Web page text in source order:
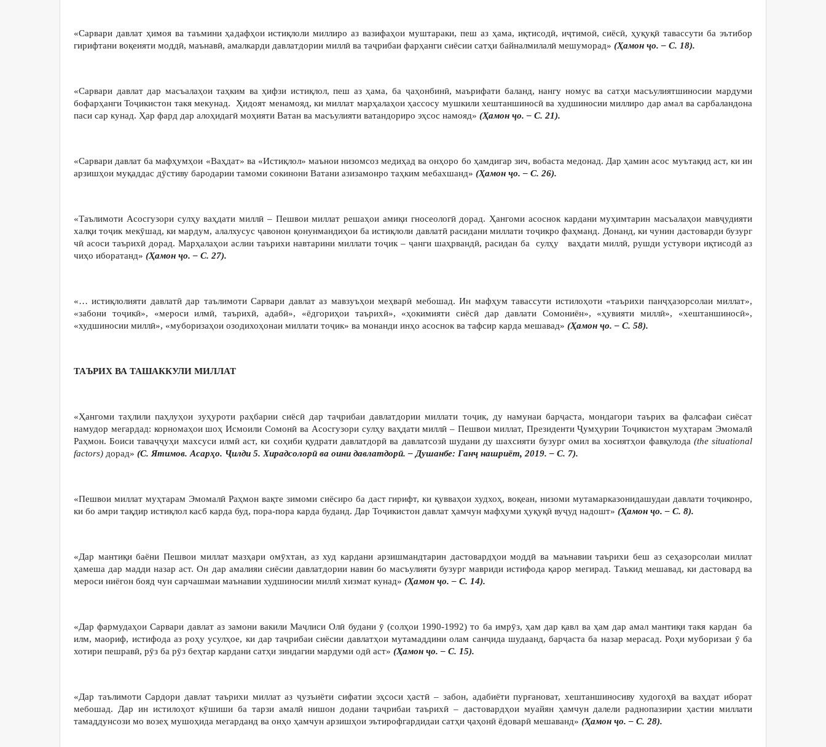
«Сарвари давлат ҳимоя ва таъмини ҳадафҳои истиқлоли миллиро аз вазифаҳои муштараки, пеш аз ҳама, иқтисодӣ, иҷтимоӣ, сиёсӣ, ҳуқуқӣ тавассути ба эътибор
гирифтани воқеияти моддӣ, маънавӣ, амалкарди давлатдории миллӣ ва таҷрибаи фарҳанги сиёсии сатҳи байналмилалӣ мешуморад» (Ҳамон ҷо. – С. 18).
«Сарвари давлат дар масъалаҳои таҳким ва ҳифзи истиқлол, пеш аз ҳама, ба ҷаҳонбинӣ, маърифати баланд, нангу номус ва сатҳи масъулиятшиносии мардуми
бофарҳанги Тоҷикистон такя мекунад. Ҳидоят менамояд, ки миллат марҳалаҳои ҳассосу мушкили хештаншиносӣ ва худшиносии миллиро дар амал ва сарбаландона
паси сар кунад. Ҳар фард дар алоҳидагӣ моҳияти Ватан ва масъулияти ватандориро эҳсос намояд» (Ҳамон ҷо. – С. 21).
«Сарвари давлат ба мафҳумҳои «Ваҳдат» ва «Истиқлол» маънои низомсоз медиҳад ва онҳоро бо ҳамдигар зич, вобаста медонад. Дар ҳамин асос муътақид аст, ки ин
арзишҳои муқаддас дӯстиву бародарии тамоми сокинони Ватани азизамонро таҳким мебахшанд» (Ҳамон ҷо. – С. 26).
«Таълимоти Асосгузори сулҳу ваҳдати миллӣ – Пешвои миллат решаҳои амиқи гносеологӣ дорад. Ҳангоми асоснок кардани муҳимтарин масъалаҳои мавҷудияти
халқи тоҷик мекӯшад, ки мардум, алалхусус ҷавонон қонунмандиҳои ба истиқлоли давлатӣ расидани миллати тоҷикро фаҳманд. Донанд, ки чунин дастоварди бузург
чӣ асоси таърихӣ дорад. Марҳалаҳои аслии таърихи навтарини миллати тоҷик – ҷанги шаҳрвандӣ, расидан ба сулҳу ваҳдати миллӣ, рушди устувори иқтисодӣ аз
чиҳо иборатанд» (Ҳамон ҷо. – С. 27).
«… истиқлолияти давлатӣ дар таълимоти Сарвари давлат аз мавзуъҳои меҳварӣ мебошад. Ин мафҳум тавассути истилоҳоти «таърихи панҷҳазорсолаи миллат»,
«забони тоҷикӣ», «мероси илмӣ, таърихӣ, адабӣ», «ёдгориҳои таърихӣ», «ҳокимияти сиёсӣ дар давлати Сомониён», «ҳувияти миллӣ», «хештаншиносӣ»,
«худшиносии миллӣ», «муборизаҳои озодихоҳонаи миллати тоҷик» ва монанди инҳо асоснок ва тафсир карда мешавад» (Ҳамон ҷо. – С. 58).
ТАЪРИХ ВА ТАШАККУЛИ МИЛЛАТ
«Ҳангоми таҳлили паҳлуҳои зуҳуроти раҳбарии сиёсӣ дар таҷрибаи давлатдории миллати тоҷик, ду намунаи барҷаста, мондагори таърих ва фалсафаи сиёсат
намудор мегардад: корномаҳои шоҳ Исмоили Сомонӣ ва Асосгузори сулҳу ваҳдати миллӣ – Пешвои миллат, Президенти Ҷумҳурии Тоҷикистон муҳтарам Эмомалӣ
Раҳмон. Боиси таваҷҷуҳи махсуси илмӣ аст, ки соҳиби қудрати давлатдорӣ ва давлатсозӣ шудани ду шахсияти бузург омил ва хосиятҳои фавқулода (the situational
factors) дорад» (С. Ятимов. Асарҳо. Ҷилди 5. Хирадсолорӣ ва оини давлатдорӣ. – Душанбе: Ганҷ нашриёт, 2019. – С. 7).
«Пешвои миллат муҳтарам Эмомалӣ Раҳмон вақте зимоми сиёсиро ба даст гирифт, ки қувваҳои худхоҳ, воқеан, низоми мутамарказонидашудаи давлати тоҷиконро,
ки бо амри тақдир истиқлол касб карда буд, пора-пора карда буданд. Дар Тоҷикистон давлат ҳамчун мафҳуми ҳуқуқӣ вуҷуд надошт» (Ҳамон ҷо. – С. 8).
«Дар мантиқи баёни Пешвои миллат мазҳари омӯхтан, аз худ кардани арзишмандтарин дастовардҳои моддӣ ва маънавии таърихи беш аз сеҳазорсолаи миллат
ҳамеша дар мадди назар аст. Он дар амалияи сиёсии давлатдории навин бо масъулияти бузург мавриди истифода қарор мегирад. Таъкид мешавад, ки дастовард ва
мероси ниёгон бояд чун сарчашмаи маънавии худшиносии миллӣ хизмат кунад» (Ҳамон ҷо. – С. 14).
«Дар фармудаҳои Сарвари давлат аз замони вакили Маҷлиси Олӣ будани ӯ (солҳои 1990-1992) то ба имрӯз, ҳам дар қавл ва ҳам дар амал мантиқи такя кардан ба
илм, маориф, истифода аз роҳу усулҳое, ки дар таҷрибаи сиёсии давлатҳои мутамаддини олам санҷида шудаанд, барҷаста ба назар мерасад. Роҳи муборизаи ӯ ба
хотири пешравӣ, рӯз ба рӯз беҳтар кардани сатҳи зиндагии мардуми одӣ аст» (Ҳамон ҷо. – С. 15).
«Дар таълимоти Сардори давлат таърихи миллат аз ҷузъиёти сифатии эҳсоси ҳастӣ – забон, адабиёти пурғановат, хештаншиносиву худогоҳӣ ва ваҳдат иборат
мебошад. Дар ин истилоҳот кӯшиши ба тарзи амалӣ нишон додани таҷрибаи таърихӣ – дастовардҳои муайян ҳамчун далели раднопазирии ҳастии миллати
тамаддунсози мо возеҳ мушоҳида мегарданд ва онҳо ҳамчун арзишҳои эътирофгардидаи сатҳи ҷаҳонӣ ёдоварӣ мешаванд» (Ҳамон ҷо. – С. 28).